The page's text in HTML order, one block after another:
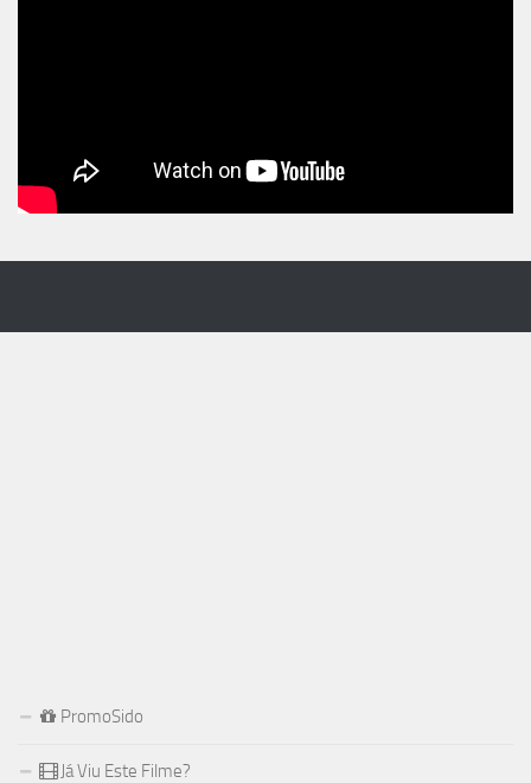
PromoSido
Já Viu Este Filme?